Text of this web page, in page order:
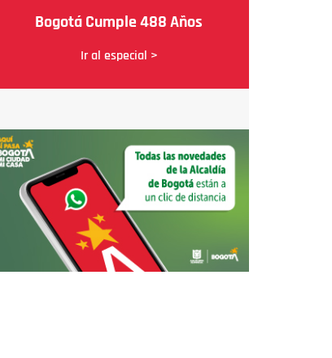
Bogotá Cumple 488 Años
Ir al especial >